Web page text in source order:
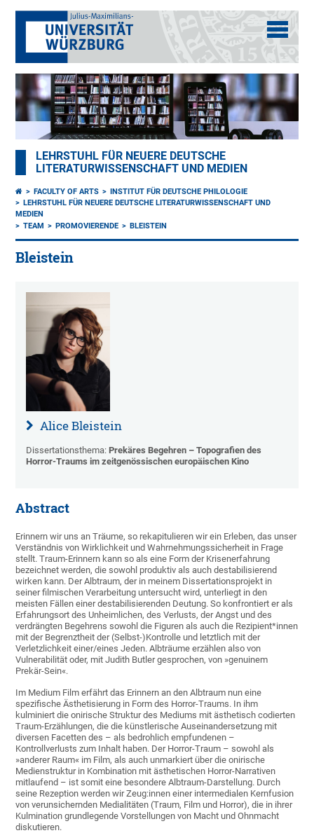
LEHRSTUHL FÜR NEUERE DEUTSCHE
LITERATURWISSENSCHAFT UND MEDIEN
FACULTY OF ARTS
INSTITUT FÜR DEUTSCHE PHILOLOGIE
LEHRSTUHL FÜR NEUERE DEUTSCHE LITERATURWISSENSCHAFT UND
MEDIEN
TEAM
PROMOVIERENDE BLEISTEIN
Bleistein
Alice Bleistein
Dissertationsthema:Prekäres Begehren – Topografien des
Horror-Traums im zeitgenössischen europäischen Kino
Abstract
Erinnern wir uns an Träume, so rekapitulieren wir ein Erleben, das unser
Verständnis von Wirklichkeit und Wahrnehmungssicherheit in Frage
stellt. Traum-Erinnern kann so als eine Form der Krisenerfahrung
bezeichnet werden, die sowohl produktiv als auch destabilisierend
wirken kann. Der Albtraum, der in meinem Dissertationsprojekt in
seiner filmischen Verarbeitung untersucht wird, unterliegt in den
meisten Fällen einer destabilisierenden Deutung. So konfrontiert er als
Erfahrungsort des Unheimlichen, des Verlusts, der Angst und des
verdrängten Begehrens sowohl die Figuren als auch die Rezipient*innen
mit der Begrenztheit der (Selbst-)Kontrolle und letztlich mit der
Verletzlichkeit einer/eines Jeden. Albträume erzählen also von
Vulnerabilität oder, mit Judith Butler gesprochen, von »genuinem
Prekär-Sein«.
Im Medium Film erfährt das Erinnern an den Albtraum nun eine
spezifische Ästhetisierung in Form des Horror-Traums. In ihm
kulminiert die onirische Struktur des Mediums mit ästhetisch codierten
Traum-Erzählungen, die die künstlerische Auseinandersetzung mit
diversen Facetten des – als bedrohlich empfundenen –
Kontrollverlusts zum Inhalt haben. Der Horror-Traum – sowohl als
»anderer Raum« im Film, als auch unmarkiert über die onirische
Medienstruktur in Kombination mit ästhetischen Horror-Narrativen
mitlaufend – ist somit eine besondere Albtraum-Darstellung. Durch
seine Rezeption werden wir Zeug:innen einer intermedialen Kernfusion
von verunsichernden Medialitäten (Traum, Film und Horror), die in ihrer
Kulmination grundlegende Vorstellungen von Macht und Ohnmacht
diskutieren.